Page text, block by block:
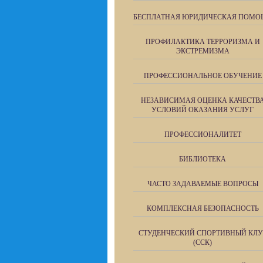
БЕСПЛАТНАЯ ЮРИДИЧЕСКАЯ
ПРОФИЛАКТИКА ТЕРРОРИЗМА И
ЭКСТРЕМИЗМА
ПРОФЕССИОНАЛЬНОЕ ОБУЧЕНИЕ
НЕЗАВИСИМАЯ ОЦЕНКА
УСЛОВИЙ ОКАЗАНИЯ УСЛУГ
ПРОФЕССИОНАЛИТЕТ
БИБЛИОТЕКА
ЧАСТО ЗАДАВАЕМЫЕ ВОПРОСЫ
КОМПЛЕКСНАЯ БЕЗОПАСНОСТЬ
СТУДЕНЧЕСКИЙ СПОРТИВНЫЙ
(ССК)